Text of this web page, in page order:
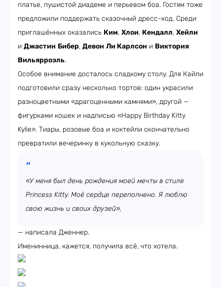
платье, пушистой диадеме и перьевом боа. Гостям тоже
предложили поддержать сказочный дресс-код. Среди
приглашённых оказались Ким, Хлои, Кендалл, Хейли
и Джастин Бибер, Девон Ли Карлсон и Виктория
Вильярроэль.
Особое внимание досталось сладкому столу. Для Кайли
подготовили сразу несколько тортов: один украсили
разноцветными «драгоценными камнями», другой —
фигурками кошек и надписью «Happy Birthday Kitty
Kylie». Тиары, розовые боа и коктейли окончательно
превратили вечеринку в кукольную сказку.
«У меня был день рождения моей мечты в стиле
Princess Kitty. Моё сердце переполнено. Я люблю
свою жизнь и своих друзей»,
— написала Дженнер.
Именинница, кажется, получила всё, что хотела.